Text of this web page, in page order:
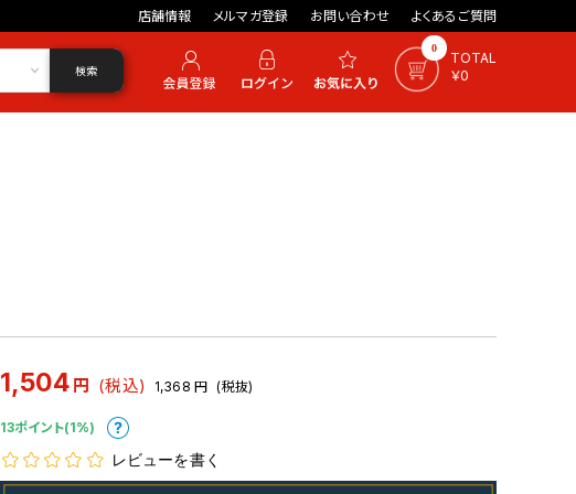
店舗情報 メルマガ登録 お問い合わせ よくあるご質問
0
TOTAL
￥0
検索
1,504 円 (税込) 1,368 円 (税抜)
13ポイント(1%)
レビューを書く